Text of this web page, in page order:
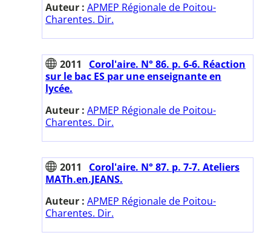
Auteur : APMEP Régionale de Poitou-
Charentes. Dir.
2011
Corol'aire. N° 86. p. 6-6. Réaction
sur le bac ES par une enseignante en
lycée.
Auteur : APMEP Régionale de Poitou-
Charentes. Dir.
2011
Corol'aire. N° 87. p. 7-7. Ateliers
MATh.en.JEANS.
Auteur : APMEP Régionale de Poitou-
Charentes. Dir.